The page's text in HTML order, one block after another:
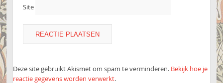
Site
Deze site gebruikt Akismet om spam te verminderen. Bekijk hoe je
reactie gegevens worden verwerkt.